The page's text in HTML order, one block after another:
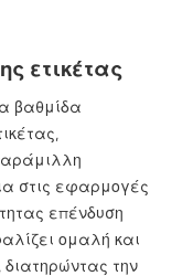
ετικέτας
βαθμίδα
,
στις εφαρμογές
επένδυση
ομαλή και
την